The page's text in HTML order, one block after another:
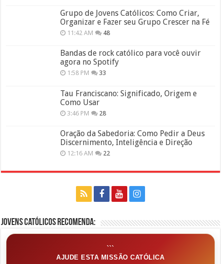
Grupo de Jovens Católicos: Como Criar,
Organizar e Fazer seu Grupo Crescer na Fé
11:42 AM 48
Bandas de rock católico para você ouvir
agora no Spotify
1:58 PM 33
Tau Franciscano: Significado, Origem e
Como Usar
3:46 PM 28
Oração da Sabedoria: Como Pedir a Deus
Discernimento, Inteligência e Direção
12:16 AM 22
Jovens Católicos Recomenda:
```
AJUDE ESTA MISSÃO CATÓLICA